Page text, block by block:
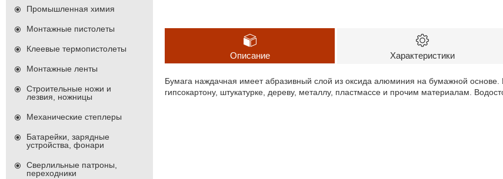
Описание Характеристики
Бумага наждачная имеет абразивный слой из оксида алюминия на бумажной
гипсокартону, штукатурке, дереву, металлу, пластмассе и прочим материалам.
Промышленная химия
Монтажные пистолеты
Клеевые термопистолеты
Монтажные ленты
Строительные ножи и
лезвия, ножницы
Механические степлеры
Батарейки, зарядные
устройства, фонари
Сверлильные патроны,
переходники